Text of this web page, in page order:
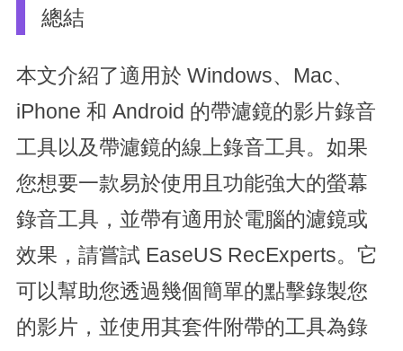
總結
本文介紹了適用於 Windows、Mac、
iPhone 和 Android 的帶濾鏡的影片錄音
工具以及帶濾鏡的線上錄音工具。如果
您想要一款易於使用且功能強大的螢幕
錄音工具，並帶有適用於電腦的濾鏡或
效果，請嘗試 EaseUS RecExperts。它
可以幫助您透過幾個簡單的點擊錄製您
的影片，並使用其套件附帶的工具為錄